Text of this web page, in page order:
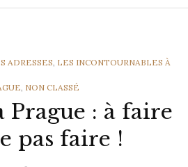
ADRESSES, LES INCONTOURNABLES À
, NON CLASSÉ
Prague : à faire
pas faire !